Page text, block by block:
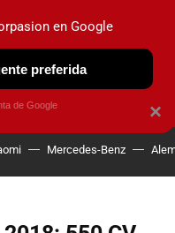
OBSERVATORIO
Mercedes-Benz
×
en Google
preferida
de Google